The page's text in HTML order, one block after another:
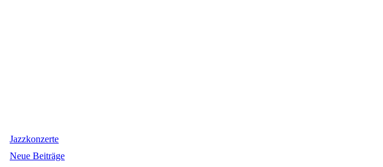
Jazzkonzerte
Neue Beiträge